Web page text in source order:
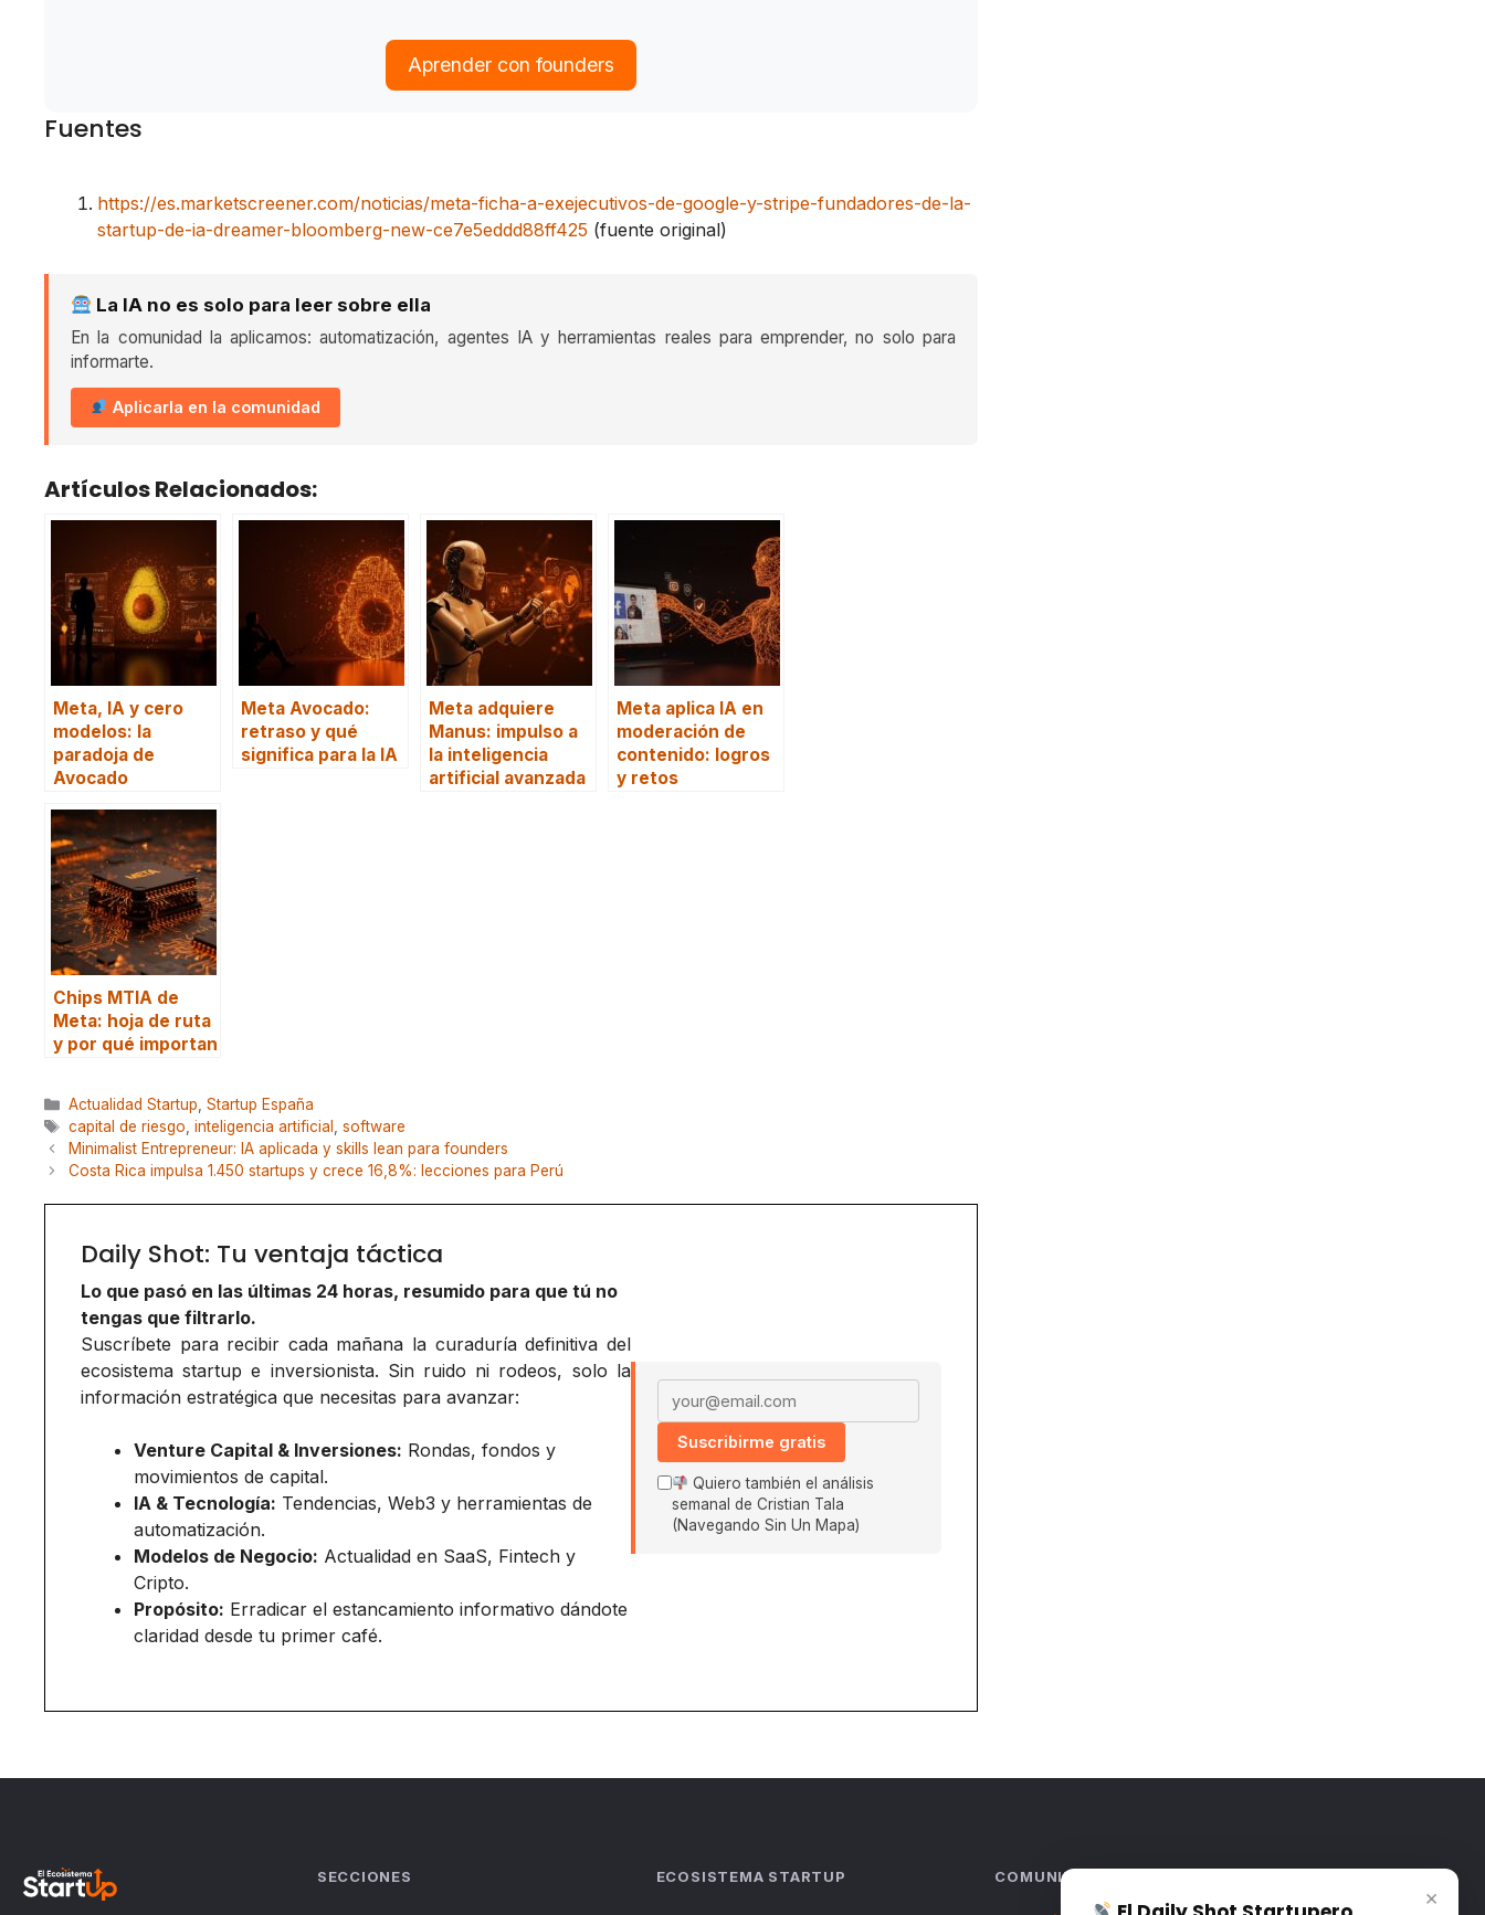
Aprender con founders
Fuentes
https://es.marketscreener.com/noticias/meta-ficha-a-exejecutivos-de-google-y-stripe-fundadores-de-la-
startup-de-ia-dreamer-bloomberg-new-ce7e5eddd88ff425 (fuente original)
La IA no es solo para leer sobre ella
En la comunidad la aplicamos: automatización, agentes IA y herramientas reales para emprender, no solo para
informarte.
Aplicarla en la comunidad
Artículos Relacionados:
Meta, IA y cero
modelos: la
paradoja de
Avocado
Meta Avocado:
retraso y qué
significa para la IA
Meta adquiere
Manus: impulso a
la inteligencia
artificial avanzada
Meta aplica IA en
moderación de
contenido: logros
y retos
Chips MTIA de
Meta: hoja de ruta
y por qué importan
Categorías
Actualidad Startup Startup España
Etiquetas
capital de riesgo inteligencia artificial
software
Minimalist Entrepreneur: IA aplicada y skills lean para founders
Costa Rica impulsa 1.450 startups y crece 16,8%: lecciones para Perú
Daily Shot: Tu ventaja táctica
Lo que pasó en las últimas 24 horas, resumido para que tú no
tengas que filtrarlo.
Suscríbete para recibir cada mañana la curaduría definitiva del
ecosistema startup e inversionista. Sin ruido ni rodeos, solo la
información estratégica que necesitas para avanzar:
Venture Capital & Inversiones: Rondas, fondos y
movimientos de capital.
IA & Tecnología: Tendencias, Web3 y herramientas de
automatización.
Modelos de Negocio: Actualidad en SaaS, Fintech y
Cripto.
Propósito: Erradicar el estancamiento informativo dándote
claridad desde tu primer café.
Email address
Suscribirme gratis
Quiero también el análisis
semanal de Cristian Tala
(Navegando Sin Un Mapa)
SECCIONES ECOSISTEMA STARTUP COMUNIDAD
×